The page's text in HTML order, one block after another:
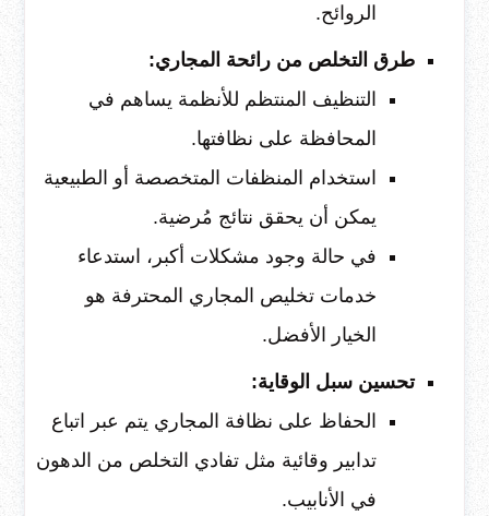
الروائح.
طرق التخلص من رائحة المجاري:
التنظيف المنتظم للأنظمة يساهم في
المحافظة على نظافتها.
استخدام المنظفات المتخصصة أو الطبيعية
يمكن أن يحقق نتائج مُرضية.
في حالة وجود مشكلات أكبر، استدعاء
خدمات تخليص المجاري المحترفة هو
الخيار الأفضل.
تحسين سبل الوقاية:
الحفاظ على نظافة المجاري يتم عبر اتباع
تدابير وقائية مثل تفادي التخلص من الدهون
في الأنابيب.